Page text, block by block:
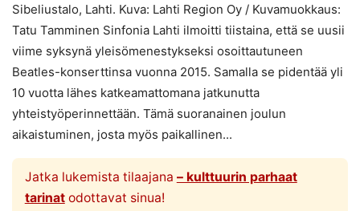
Sibeliustalo, Lahti. Kuva: Lahti Region Oy / Kuvamuokkaus:
Tatu Tamminen Sinfonia Lahti ilmoitti tiistaina, että se uusii
viime syksynä yleisömenestykseksi osoittautuneen
Beatles-konserttinsa vuonna 2015. Samalla se pidentää yli
10 vuotta lähes katkeamattomana jatkunutta
yhteistyöperinnettään. Tämä suoranainen joulun
aikaistuminen, josta myös paikallinen...
Jatka lukemista tilaajana – kulttuurin parhaat
tarinatodottavat sinua!